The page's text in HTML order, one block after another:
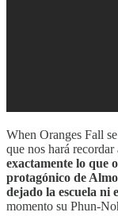
When Oranges Fall
que nos hará
exactamente lo que
protagónico de
dejado la escuela ni
momento su Phun-